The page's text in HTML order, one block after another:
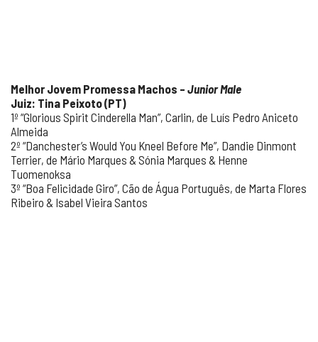
Melhor Jovem Promessa Machos – Junior Male
Juiz: Tina Peixoto (PT)
1º “Glorious Spirit Cinderella Man”, Carlin, de Luís Pedro Aniceto
Almeida
2º “Danchester’s Would You Kneel Before Me”, Dandie Dinmont
Terrier, de Mário Marques & Sónia Marques & Henne
Tuomenoksa
3º “Boa Felicidade Giro”, Cão de Água Português, de Marta Flores
Ribeiro & Isabel Vieira Santos